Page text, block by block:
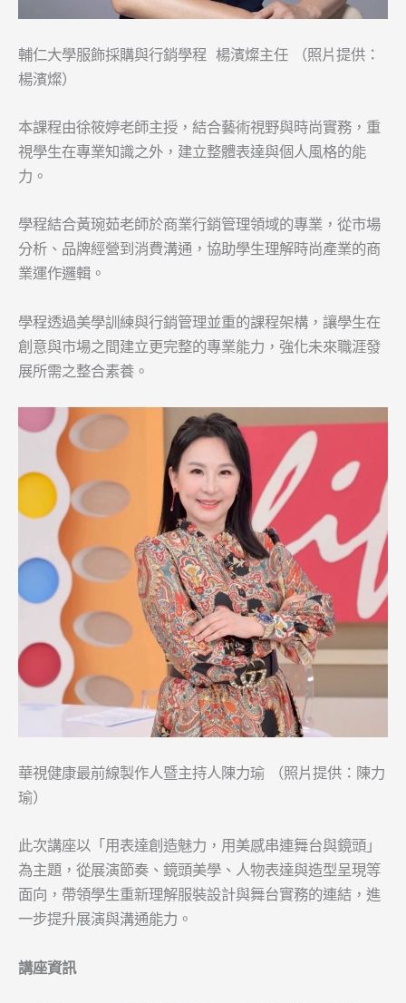
輔仁大學服飾採購與行銷學程 楊濱燦主任 （照片提供：
楊濱燦）
本課程由徐筱婷老師主授，結合藝術視野與時尚實務，重
視學生在專業知識之外，建立整體表達與個人風格的能
力。
學程結合黃琬茹老師於商業行銷管理領域的專業，從市場
分析、品牌經營到消費溝通，協助學生理解時尚產業的商
業運作邏輯。
學程透過美學訓練與行銷管理並重的課程架構，讓學生在
創意與市場之間建立更完整的專業能力，強化未來職涯發
展所需之整合素養。
華視健康最前線製作人暨主持人陳力瑜 （照片提供：陳力
瑜）
此次講座以「用表達創造魅力，用美感串連舞台與鏡頭」
為主題，從展演節奏、鏡頭美學、人物表達與造型呈現等
面向，帶領學生重新理解服裝設計與舞台實務的連結，進
一步提升展演與溝通能力。
講座資訊